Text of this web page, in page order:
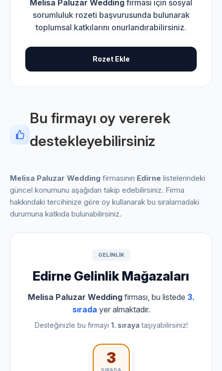
Melisa Paluzar Wedding firması için sosyal
sorumluluk rozeti başvurusunda bulunarak
toplumsal katkılarını onurlandırabilirsiniz.
Rozet Ekle
Bu firmayı oy vererek
destekleyebilirsiniz
Melisa Paluzar Wedding firmasının Edirne listelerindeki
güncel konumunu aşağıdan takip edebilirsiniz. Firma
hakkındaki tercihinize göre oy kullanarak bu sıralamadaki
durumuna katkıda bulunabilirsiniz.
GELINLIK
Edirne Gelinlik Mağazaları
Melisa Paluzar Weddingfirması, bu listede 3.
sırada yer almaktadır.
Desteğinizle bu firmayı 1. sıraya taşıyabilirsiniz!
3